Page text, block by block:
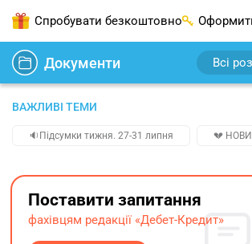
Спробувати безкоштовно
Документи Всі
ВАЖЛИВІ ТЕМИ
🔉Підсумки тижня. 27-31 липня 💔
Поставити запитання
фахівцям редакції «Дебет-Кредит»